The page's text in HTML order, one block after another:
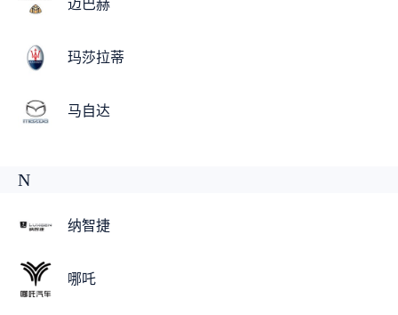
迈巴赫
玛莎拉蒂
马自达
N
纳智捷
哪吒